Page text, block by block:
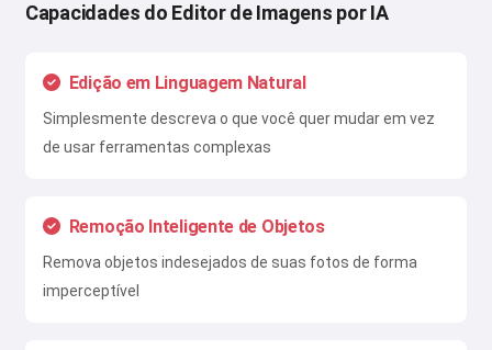
Capacidades do Editor de Imagens por IA
Edição em Linguagem Natural
Simplesmente descreva o que você quer mudar em vez
de usar ferramentas complexas
Remoção Inteligente de Objetos
Remova objetos indesejados de suas fotos de forma
imperceptível